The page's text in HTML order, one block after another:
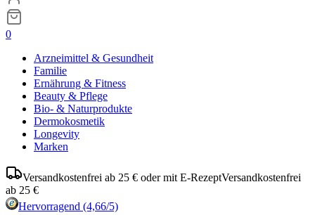
0
Arzneimittel & Gesundheit
Familie
Ernährung & Fitness
Beauty & Pflege
Bio- & Naturprodukte
Dermokosmetik
Longevity
Marken
Versandkostenfrei ab 25 € oder mit E-RezeptVersandkostenfrei
ab 25 €
Hervorragend (4,66/5)